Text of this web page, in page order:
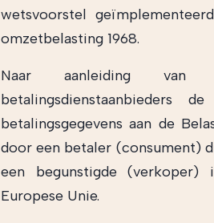
wetsvoorstel
omzetbelasting 1968.
Naar aanleiding van
betalingsdienstaanbieders
betalingsgegevens aan de
door een betaler (consument)
een begunstigde
Europese Unie.